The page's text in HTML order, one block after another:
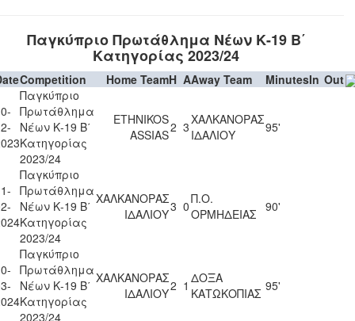
Παγκύπριο Πρωτάθλημα Νέων Κ-19 Β΄
Κατηγορίας 2023/24
Competition Home TeamH AAway Team MinutesIn Out
Παγκύπριο
Πρωτάθλημα
Νέων Κ-19 Β΄
Κατηγορίας
2023/24
ETHNIKOS
ASSIAS2 3ΧΑΛΚΑΝΟΡΑΣ
ΙΔΑΛΙΟΥ
95'
Παγκύπριο
Πρωτάθλημα
Νέων Κ-19 Β΄
Κατηγορίας
2023/24
ΧΑΛΚΑΝΟΡΑΣ
ΙΔΑΛΙΟΥ3 0Π.Ο.
ΟΡΜΗΔΕΙΑΣ 90'
Παγκύπριο
Πρωτάθλημα
Νέων Κ-19 Β΄
Κατηγορίας
2023/24
ΧΑΛΚΑΝΟΡΑΣ
ΙΔΑΛΙΟΥ2 1 ΔΟΞΑ
ΚΑΤΩΚΟΠΙΑΣ 95'